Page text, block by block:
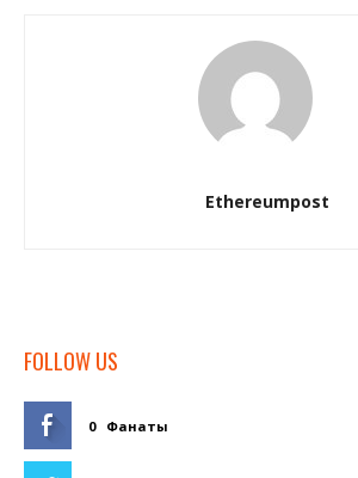
Ethereumpost
FOLLOW US
0 Фанаты